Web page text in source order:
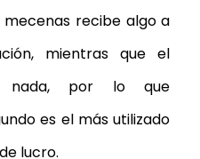
recibe algo a
mientras que el
nada, por lo que
es el más utilizado
lucro.